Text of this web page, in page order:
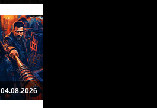
04.08.2026